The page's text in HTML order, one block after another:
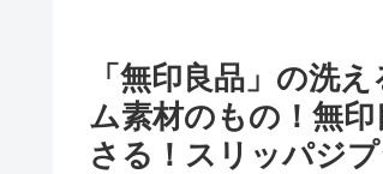
「無印良品」の洗
ム素材のもの！無
さる！スリッパジプ